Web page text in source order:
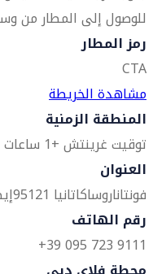
للوصول إلى المطار من
رمز المطار
CTA
مشاهدة الخريطة
المنطقة الزمنية
توقيت غرينتش +1 ساعات
العنوان
فونتاناروساكاتانيا 95121
رقم الهاتف
9111 723 095 39+